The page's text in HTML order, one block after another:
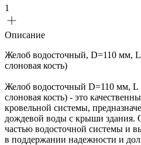
1
Описание
Желоб водосточный, D=110 мм,
слоновая кость)
Желоб водосточный D=110 мм, L
слоновая кость) - это
кровельной системы,
дождевой воды с крыши здания.
частью водосточной системы и
в поддержании надежности и